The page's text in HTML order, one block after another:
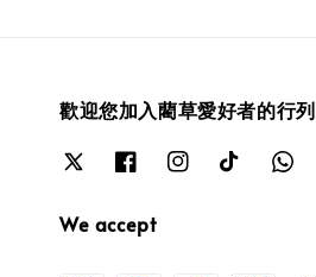
歡迎您加入藺草愛好者的行列
We accept